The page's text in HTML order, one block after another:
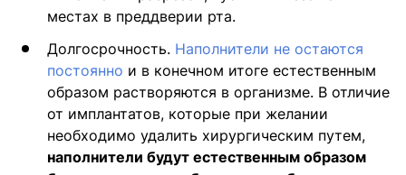
местах в преддверии рта.
Долгосрочность. Наполнители не остаются
постоянно и в конечном итоге естественным
образом растворяются в организме. В отличие
от имплантатов, которые при желании
необходимо удалить хирургическим путем,
наполнители будут естественным образом